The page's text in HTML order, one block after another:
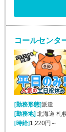
[勤務形態]派遣
[勤務地]北海道 札
[時給]1,220円～